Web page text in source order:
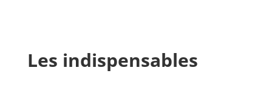
Les indispensables